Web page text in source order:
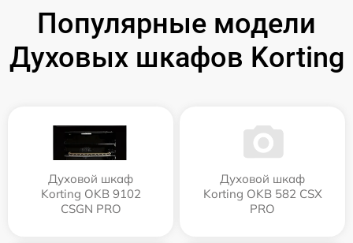
Популярные модели
Духовых шкафов Korting
Духовой шкаф
Korting OKB 9102
CSGN PRO
Духовой шкаф
Korting OKB 582 CSX
PRO